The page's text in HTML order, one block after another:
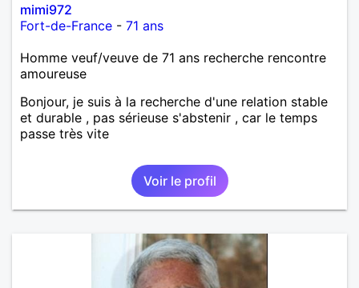
mimi972
Fort-de-France - 71 ans
Homme veuf/veuve de 71 ans recherche rencontre
amoureuse
Bonjour, je suis à la recherche d'une relation stable
et durable , pas sérieuse s'abstenir , car le temps
passe très vite
Voir le profil